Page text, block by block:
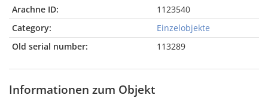
Arachne ID:
1123540
Category:
Einzelobjekte
Old serial number:
113289
Informationen zum Objekt